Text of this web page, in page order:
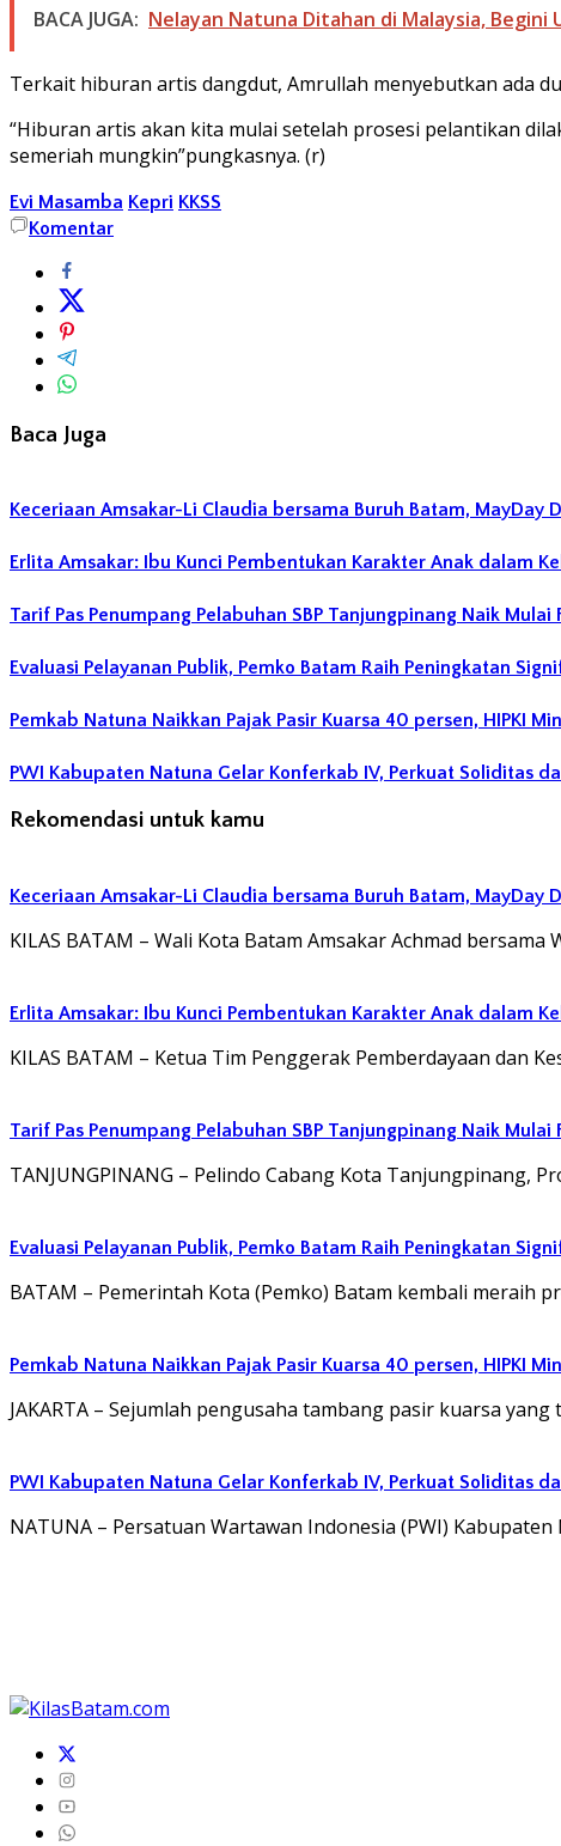
BACA JUGA: Nelayan Natuna Ditahan di Malaysia,
Terkait hiburan artis dangdut, Amrullah menyebutkan ada
“Hiburan artis akan kita mulai setelah prosesi pelantikan
semeriah mungkin”pungkasnya. (r)
Evi Masamba Kepri KKSS
Komentar
Baca Juga
Keceriaan Amsakar-Li Claudia bersama Buruh Batam, MayDay
Erlita Amsakar: Ibu Kunci Pembentukan Karakter Anak dalam
Tarif Pas Penumpang Pelabuhan SBP Tanjungpinang Naik Mulai
Evaluasi Pelayanan Publik, Pemko Batam Raih Peningkatan
Pemkab Natuna Naikkan Pajak Pasir Kuarsa 40 persen, HIPKI
PWI Kabupaten Natuna Gelar Konferkab IV, Perkuat Soliditas
Rekomendasi untuk kamu
Keceriaan Amsakar-Li Claudia bersama Buruh Batam, MayDay
KILAS BATAM – Wali Kota Batam Amsakar Achmad bersama
Erlita Amsakar: Ibu Kunci Pembentukan Karakter Anak dalam
KILAS BATAM – Ketua Tim Penggerak Pemberdayaan dan
Tarif Pas Penumpang Pelabuhan SBP Tanjungpinang Naik Mulai
TANJUNGPINANG – Pelindo Cabang Kota Tanjungpinang,
Evaluasi Pelayanan Publik, Pemko Batam Raih Peningkatan
BATAM – Pemerintah Kota (Pemko) Batam kembali meraih
Pemkab Natuna Naikkan Pajak Pasir Kuarsa 40 persen, HIPKI
JAKARTA – Sejumlah pengusaha tambang pasir kuarsa
PWI Kabupaten Natuna Gelar Konferkab IV, Perkuat Soliditas
NATUNA – Persatuan Wartawan Indonesia (PWI)